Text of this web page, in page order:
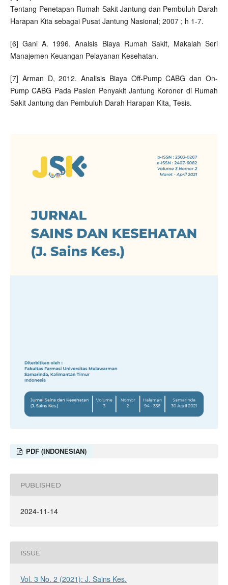
Tentang Penetapan Rumah Sakit Jantung dan Pembuluh Darah
Harapan Kita sebagai Pusat Jantung Nasional; 2007 ; h 1-7.
[6] Gani A. 1996. Analsis Biaya Rumah Sakit, Makalah Seri
Manajemen Keuangan Pelayanan Kesehatan.
[7] Arman D, 2012. Analisis Biaya Off-Pump CABG dan On-
Pump CABG Pada Pasien Penyakit Jantung Koroner di Rumah
Sakit Jantung dan Pembuluh Darah Harapan Kita, Tesis.
PDF (INDONESIAN)
PUBLISHED
2024-11-14
ISSUE
Vol. 3 No. 2 (2021): J. Sains Kes.